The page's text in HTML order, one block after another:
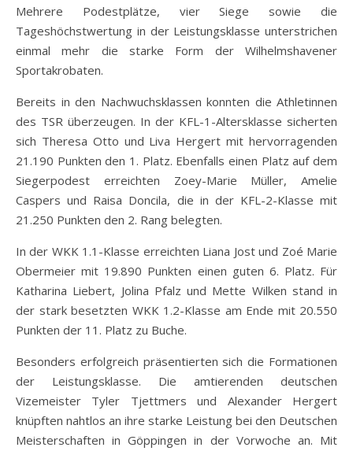
Mehrere Podestplätze, vier Siege sowie die
Tageshöchstwertung in der Leistungsklasse unterstrichen
einmal mehr die starke Form der Wilhelmshavener
Sportakrobaten.
Bereits in den Nachwuchsklassen konnten die Athletinnen
des TSR überzeugen. In der KFL-1-Altersklasse sicherten
sich Theresa Otto und Liva Hergert mit hervorragenden
21.190 Punkten den 1. Platz. Ebenfalls einen Platz auf dem
Siegerpodest erreichten Zoey-Marie Müller, Amelie
Caspers und Raisa Doncila, die in der KFL-2-Klasse mit
21.250 Punkten den 2. Rang belegten.
In der WKK 1.1-Klasse erreichten Liana Jost und Zoé Marie
Obermeier mit 19.890 Punkten einen guten 6. Platz. Für
Katharina Liebert, Jolina Pfalz und Mette Wilken stand in
der stark besetzten WKK 1.2-Klasse am Ende mit 20.550
Punkten der 11. Platz zu Buche.
Besonders erfolgreich präsentierten sich die Formationen
der Leistungsklasse. Die amtierenden deutschen
Vizemeister Tyler Tjettmers und Alexander Hergert
knüpften nahtlos an ihre starke Leistung bei den Deutschen
Meisterschaften in Göppingen in der Vorwoche an. Mit